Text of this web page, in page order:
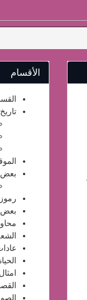
الأقسام
بعض
بعض